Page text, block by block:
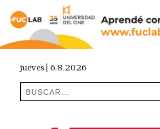
jueves | 6.8.2026